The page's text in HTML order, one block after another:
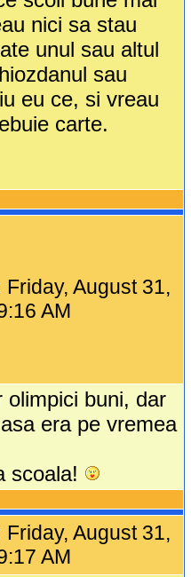
nici sa stau
unul sau altul
sau
eu ce, si vreau
carte.
Friday, August 31,
AM
olimpici buni, dar
era pe vremea
scoala!
Friday, August 31,
AM